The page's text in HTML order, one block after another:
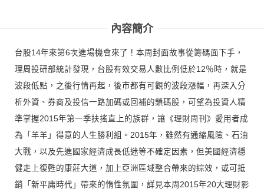
內容簡介
台股14年來第6次進場機會來了！本周封面故事從籌碼面下手，
理周投研部統計發現，台股有效交易人數比例低於12％時，就是
波段低點，之後行情再起，後市都有可觀的波段漲幅，再深入分
析外資、券商及投信一路加碼或回補的鎖碼股，可望為投資人精
準掌握2015年第一季扶搖直上的族群，讓《理財周刊》愛用者成
為「羊羊」得意的人生勝利組。2015年，雖然有通縮風險、石油
大戰，以及先進國家經濟成長低迷等不確定因素，但美國經濟穩
健走上復甦的康莊大道，加上亞洲區域整合帶來的綜效，或可抵
銷「新平庸時代」帶來的惰性氛圍，詳見本周2015年20大理財影